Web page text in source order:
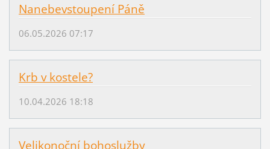
Nanebevstoupení Páně
06.05.2026 07:17
Krb v kostele?
10.04.2026 18:18
Velikonoční bohoslužby